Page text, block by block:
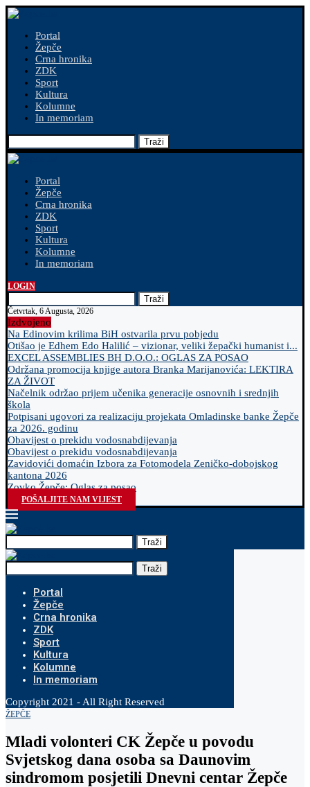
Portal
Žepče
Crna hronika
ZDK
Sport
Kultura
Kolumne
In memoriam
Traži
Portal
Žepče
Crna hronika
ZDK
Sport
Kultura
Kolumne
In memoriam
LOGIN
Traži
Četvrtak, 6 Augusta, 2026
Izdvojeno
Na Edinovim krilima BiH ostvarila prvu pobjedu
Otišao je Edhem Edo Halilić – vizionar, veliki žepački humanist i...
EXCEL ASSEMBLIES BH D.O.O.: OGLAS ZA POSAO
Održana promocija knjige autora Branka Marijanovića: LEKTIRA
ZA ŽIVOT
Načelnik održao prijem učenika generacije osnovnih i srednjih
škola
Potpisani ugovori za realizaciju projekata Omladinske banke Žepče
za 2026. godinu
Obavijest o prekidu vodosnabdijevanja
Obavijest o prekidu vodosnabdijevanja
Zavidovići domaćin Izbora za Fotomodela Zeničko-dobojskog
kantona 2026
Zovko Žepče: Oglas za posao
POŠALJITE NAM VIJEST
Traži
Traži
Portal
Žepče
Crna hronika
ZDK
Sport
Kultura
Kolumne
In memoriam
Copyright 2021 - All Right Reserved
ŽEPČE
Mladi volonteri CK Žepče u povodu
Svjetskog dana osoba sa Daunovim
sindromom posjetili Dnevni centar Žepče